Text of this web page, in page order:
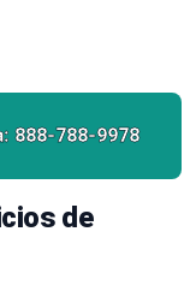
888-788-9978
de